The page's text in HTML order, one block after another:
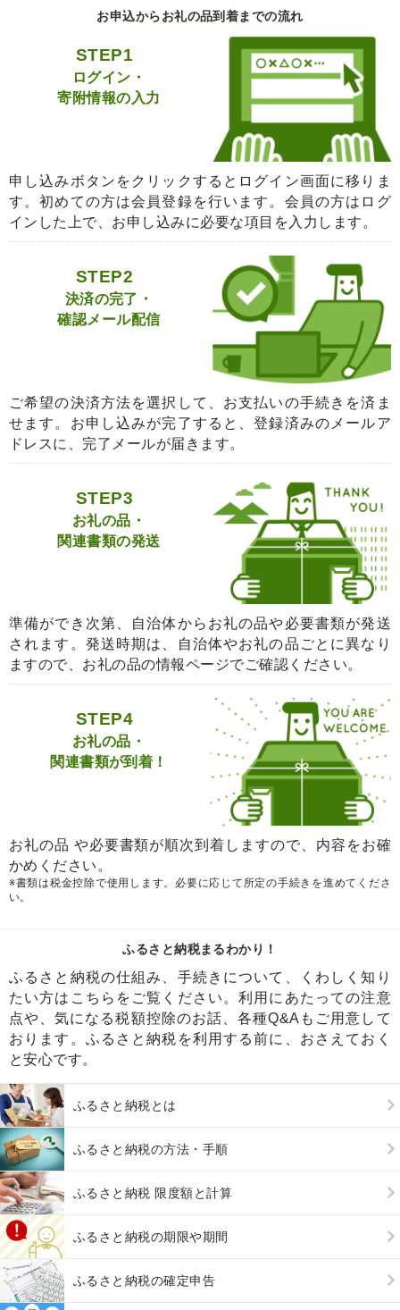
お申込からお礼の品到着までの流れ
STEP1
ログイン・
寄附情報の入力
申し込みボタンをクリックするとログイン画面に移りま
す。初めての方は会員登録を行います。会員の方はログ
インした上で、お申し込みに必要な項目を入力します。
STEP2
決済の完了・
確認メール配信
ご希望の決済方法を選択して、お支払いの手続きを済ま
せます。お申し込みが完了すると、登録済みのメールア
ドレスに、完了メールが届きます。
STEP3
お礼の品・
関連書類の発送
準備ができ次第、自治体からお礼の品や必要書類が発送
されます。発送時期は、自治体やお礼の品ごとに異なり
ますので、お礼の品の情報ページでご確認ください。
STEP4
お礼の品・
関連書類が到着！
お礼の品 や必要書類が順次到着しますので、内容をお確
かめください。
※書類は税金控除で使用します。必要に応じて所定の手続きを進めてくださ
い。
ふるさと納税まるわかり！
ふるさと納税の仕組み、手続きについて、くわしく知り
たい方はこちらをご覧ください。利用にあたっての注意
点や、気になる税額控除のお話、各種Q&Aもご用意して
おります。ふるさと納税を利用する前に、おさえておく
と安心です。
ふるさと納税とは
ふるさと納税の方法・手順
ふるさと納税 限度額と計算
ふるさと納税の期限や期間
ふるさと納税の確定申告